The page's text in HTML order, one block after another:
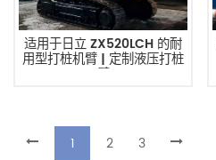
适用于日立 ZX520LCH 的耐
用型打桩机臂 | 定制液压打桩
臂
1 2 3